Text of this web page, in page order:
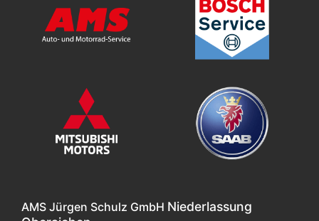
AMS Jürgen Schulz GmbH Niederlassung